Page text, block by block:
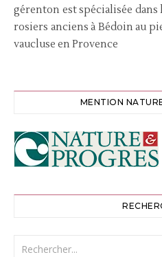
gérenton est spécialisée
rosiers anciens à Bédoin au
vaucluse en Provence
MENTION